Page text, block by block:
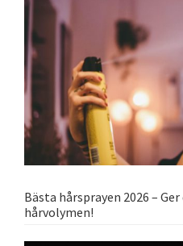
Bästa hårsprayen 2026 –
hårvolymen!